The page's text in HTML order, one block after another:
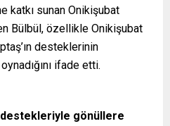
katkı sunan Onikişubat
Bülbül, özellikle Onikişubat
desteklerinin
ifade etti.
destekleriyle gönüllere